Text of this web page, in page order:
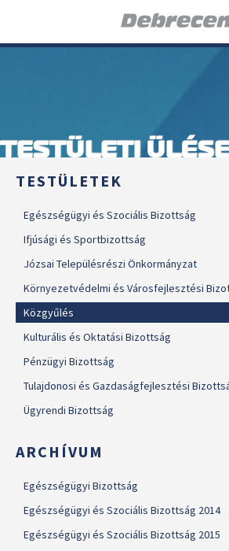
TESTÜLETI
TESTÜLETEK
Egészségügyi és Szociális Bizottság
Ifjúsági és Sportbizottság
Józsai Településrészi Önkormányzat
Környezetvédelmi és Városfejlesztési
Közgyűlés
Kulturális és Oktatási Bizottság
Pénzügyi Bizottság
Tulajdonosi és Gazdaságfejlesztési
Ügyrendi Bizottság
ARCHÍVUM
Egészségügyi Bizottság
Egészségügyi és Szociális Bizottság 2014
Egészségügyi és Szociális Bizottság 2015